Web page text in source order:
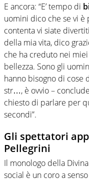
E ancora: “E’ tempo di
uomini dico che se vi è
contenta vi siate
della mia vita, dico
che ha creduto nei
bellezza. Sono gli
hanno bisogno di cose
str…, è ovvio –
chiesto di parlare per
secondi”.
Gli spettatori
Pellegrini
Il monologo della
social è un coro a